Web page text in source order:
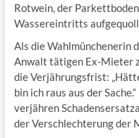
Rotwein, der
Wassereintritts
Als die Wahlmünchenerin
Anwalt tätigen Ex-Mieter
die Verjährungsfrist:
bin ich raus aus der
verjähren
der Verschlechterung der